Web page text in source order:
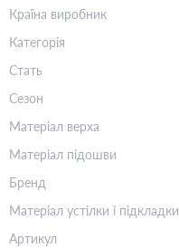
Країна виробник
Категорія
Стать
Сезон
Матеріал верха
Матеріал підошви
Бренд
Матеріал устілки і підкладки
Артикул